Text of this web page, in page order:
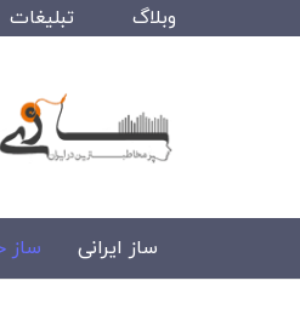
وبلاگ تبلیغات
ساز ایرانی ساز